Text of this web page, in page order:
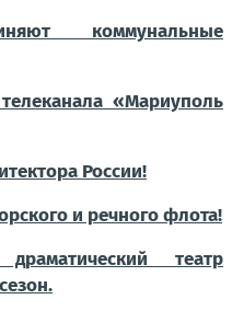
коммунальные
«Мариуполь
России!
и речного флота!
театр